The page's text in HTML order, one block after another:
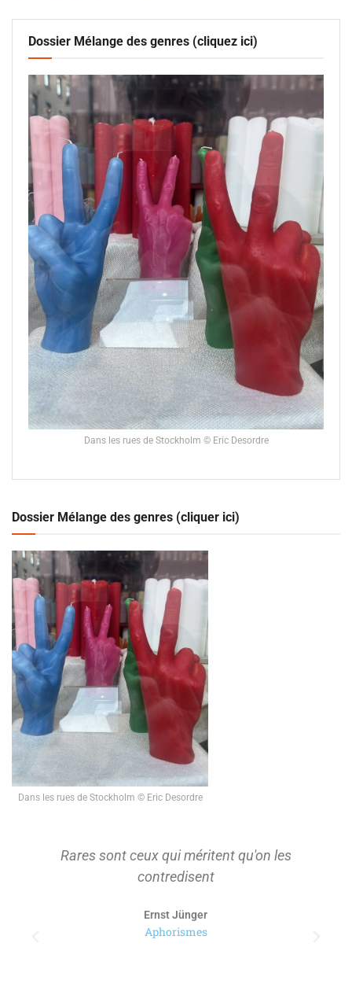
Dossier Mélange des genres (cliquez ici)
Dans les rues de Stockholm © Eric Desordre
Dossier Mélange des genres (cliquer ici)
Dans les rues de Stockholm © Eric Desordre
Rares sont ceux qui méritent qu'on les
contredisent
Ernst Jünger
Aphorismes